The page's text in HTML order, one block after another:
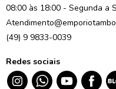
08:00 às 18:00 - Segunda a
(49) 9 9833-0039
Redes sociais